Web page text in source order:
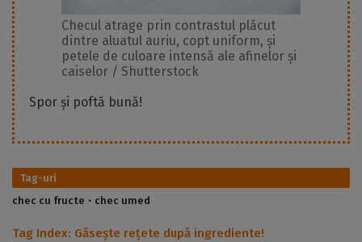
Checul atrage prin contrastul plăcut
dintre aluatul auriu, copt uniform, și
petele de culoare intensă ale afinelor și
caiselor / Shutterstock
Spor și poftă bună!
Tag-uri
chec cu fructe
chec umed
Tag Index: Găsește rețete după ingrediente!